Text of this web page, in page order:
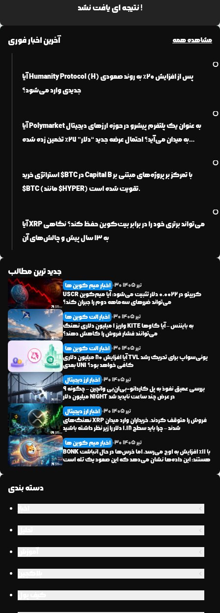
نتیجه ای یافت نشد !
آخرین اخبار فوری مشاهده همه
آیا Humanity Protocol (H) پس از افزایش ۲۰٪ به روند صعودی
جدیدی وارد می‌شود؟
آیا Polymarket به عنوان یک پلتفرم پیشرو در حوزه ارزهای دیجیتال
به میدان می‌آید؟ احتمال عرضه جدید “دلار” ۲۷٪ تخمین زده شده
استراتژی خرید $BTC در Capital B با تمرکز بر پروژه‌های مبتنی بر
$BTC (مانند $HYPER) تقویت شده است.
آیا XRP می‌تواند برتری خود را در برابر بیت‌کوین حفظ کند؟ نگاهی
به ۱۳ سال پیش و چالش‌های آن
جدید ترین مطالب
اخبار میم کوین ها 30 تیر1405
USCR کریپتو در ۰.۰۰۲۲ دلار تثبیت می‌شود: آیا میم‌کوین
می‌تواند ضررهای سه‌ماهه دوم را جبران کند؟
اخبار الت کوین ها 30 تیر1405
واریز ۱ میلیون دلاری نهنگ KITE به بایننس – آیا گاوها
می‌توانند فشار فروش را کاهش دهند؟
اخبار الت کوین ها 30 تیر1405
آیا افزایش ۸۰ میلیون دلاری TVL یونی‌سواپ برای تحریک رشد
بعدی UNI کافی خواهد بود؟
اخبار ارز دیجیتال 30 تیر1405
بررسی عمیق نفوذ به پل کاردانو-بی‌ان‌بی وانچین – چگونه ۹
میلیون دلار NIGHT در عرض چند ساعت ناپدید شد
اخبار ارز دیجیتال 30 تیر1405
نهنگ‌های XRP فروش را متوقف کردند، خریداران وارد میدان
شدند – چرا باید سطح ۱.۱۸ دلار را زیر نظر داشته باشید
اخبار میم کوین ها 30 تیر1405
BONK با ۱۱٪ افزایش به اوج می‌رسد، اما خرس‌ها در حال انباشت
هستند: این داده‌ها نشان می‌دهد که این صعود یک تله است
دسته بندی